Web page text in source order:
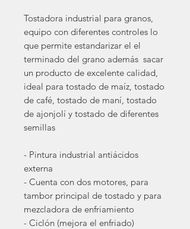
Tostadora industrial para granos,
equipo con diferentes controles lo
que permite estandarizar el el
terminado del grano además sacar
un producto de excelente calidad,
ideal para tostado de maíz, tostado
de café, tostado de maní, tostado
de ajonjolí y tostado de diferentes
semillas
- Pintura industrial antiácidos
externa
- Cuenta con dos motores, para
tambor principal de tostado y para
mezcladora de enfriamiento
- Ciclón (mejora el enfriado)